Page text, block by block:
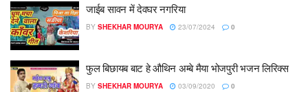
जाईब सावन में देवघर नगरिया
BY SHEKHAR MOURYA 23/07/2024 0
फुल बिछायब बाट हे औथिन अम्बे मैया भोजपुरी भजन लिरिक्स
BY SHEKHAR MOURYA 03/09/2020 0